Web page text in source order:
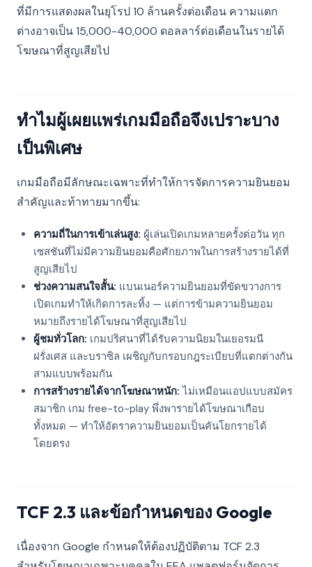
ที่มีการแสดงผลในยุโรป 10 ล้านครั้งต่อเดือน ความแตก
ต่างอาจเป็น 15,000-40,000 ดอลลาร์ต่อเดือนในรายได้
โฆษณาที่สูญเสียไป
ทำไมผู้เผยแพร่เกมมือถือจึงเปราะบาง
เป็นพิเศษ
เกมมือถือมีลักษณะเฉพาะที่ทำให้การจัดการความยินยอม
สำคัญและท้าทายมากขึ้น:
ความถี่ในการเข้าเล่นสูง: ผู้เล่นเปิดเกมหลายครั้งต่อวัน ทุก
เซสชันที่ไม่มีความยินยอมคือศักยภาพในการสร้างรายได้ที่
สูญเสียไป
ช่วงความสนใจสั้น: แบนเนอร์ความยินยอมที่ขัดขวางการ
เปิดเกมทำให้เกิดการละทิ้ง — แต่การข้ามความยินยอม
หมายถึงรายได้โฆษณาที่สูญเสียไป
ผู้ชมทั่วโลก: เกมปริศนาที่ได้รับความนิยมในเยอรมนี
ฝรั่งเศส และบราซิล เผชิญกับกรอบกฎระเบียบที่แตกต่างกัน
สามแบบพร้อมกัน
การสร้างรายได้จากโฆษณาหนัก: ไม่เหมือนแอปแบบสมัคร
สมาชิก เกม free-to-play พึ่งพารายได้โฆษณาเกือบ
ทั้งหมด — ทำให้อัตราความยินยอมเป็นคันโยกรายได้
โดยตรง
TCF 2.3 และข้อกำหนดของ Google
เนื่องจาก Google กำหนดให้ต้องปฏิบัติตาม TCF 2.3